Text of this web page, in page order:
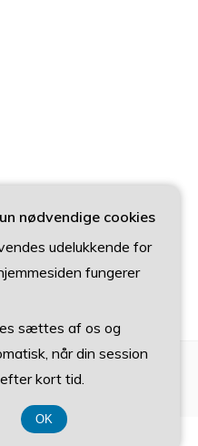
nødvendige cookies
udelukkende for
fungerer
sættes af os og
når din session
kort tid.
OK